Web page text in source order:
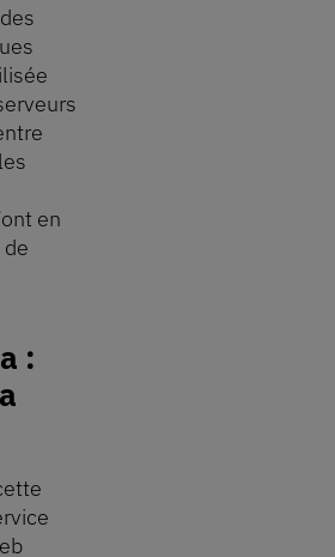
en
: